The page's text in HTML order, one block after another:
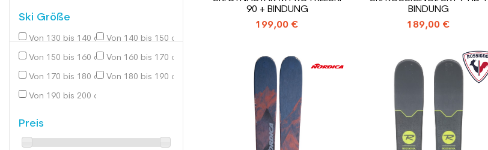
Ski Größe
Von 130 bis 140 cm(4)
Von 140 bis 150 cm
Von 150 bis 160 cm(17)
Von 160 bis 170 cm
Von 170 bis 180 cm(37)
Von 180 bis 190 cm
Von 190 bis 200 cm
Preis
90 + BINDUNG
199,00 €
BINDUNG
189,00 €